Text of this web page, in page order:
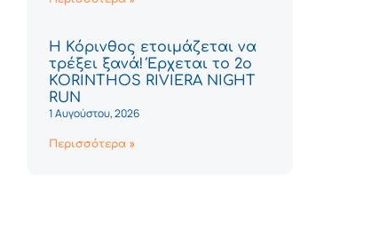
Η Κόρινθος ετοιμάζεται να
τρέξει ξανά! Έρχεται το 2ο
KORINTHOS RIVIERA NIGHT
RUN
1 Αυγούστου, 2026
Περισσότερα »